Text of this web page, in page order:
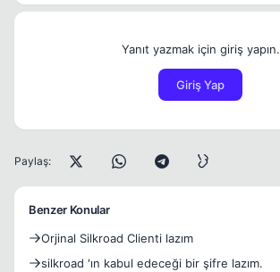
Yanıt yazmak için giriş yapın.
Giriş Yap
Paylaş:
Benzer Konular
Orjinal Silkroad Clienti lazım
silkroad 'ın kabul edeceği bir şifre lazım.